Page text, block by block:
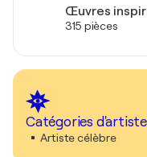
Œuvres
315 pièces
Catégories
Artiste célèbre